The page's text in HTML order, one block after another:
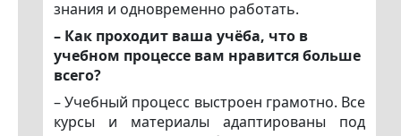
знания и одновременно работать.
– Как проходит ваша учёба, что в
учебном процессе вам нравится больше
всего?
– Учебный процесс выстроен грамотно. Все
курсы и материалы адаптированы под